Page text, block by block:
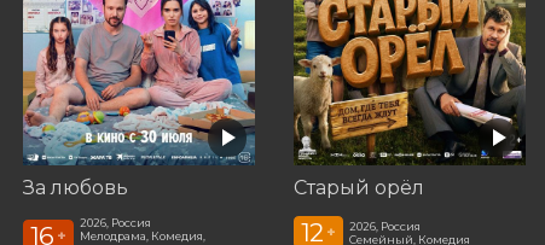
За любовь
16 +
2026, Россия
Мелодрама, Комедия,
Старый орёл
12 +
2026, Россия
Семейный, Комедия